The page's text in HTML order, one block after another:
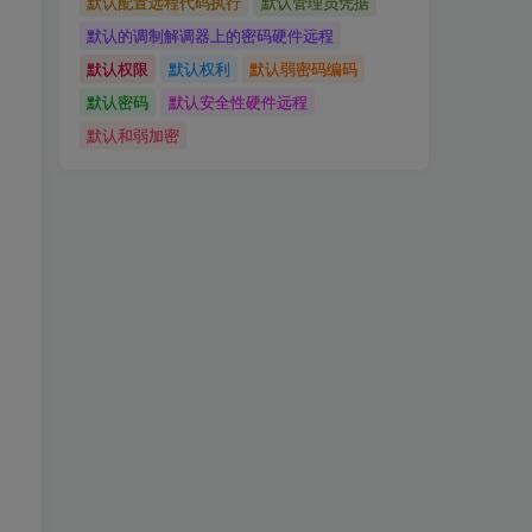
默认的调制解调器上的密码硬件远程
默认权限
默认权利
默认弱密码编码
默认密码
默认安全性硬件远程
默认和弱加密